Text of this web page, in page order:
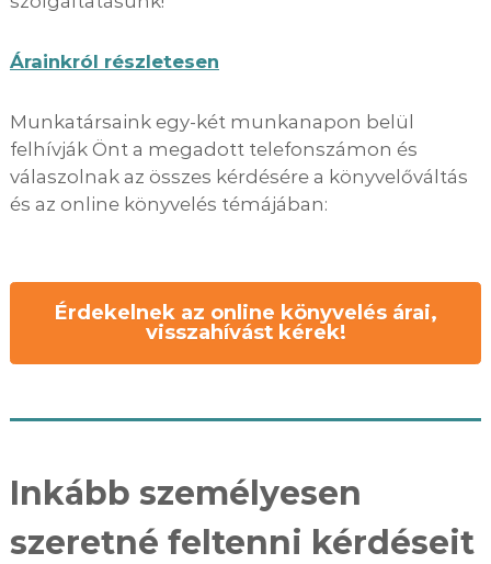
Árainkról részletesen
Munkatársaink egy-két munkanapon belül
felhívják Önt a megadott telefonszámon és
válaszolnak az összes kérdésére a könyvelőváltás
és az online könyvelés témájában:
Érdekelnek az online könyvelés árai,
visszahívást kérek!
Inkább személyesen
szeretné feltenni kérdéseit